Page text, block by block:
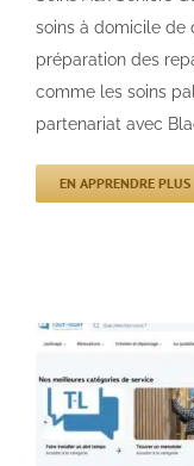
soins à domicile de
préparation des
comme les soins
partenariat avec
EN APPRENDRE PLUS